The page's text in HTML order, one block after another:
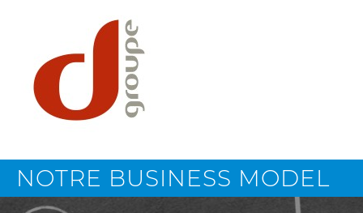
NOTRE BUSINESS MODEL